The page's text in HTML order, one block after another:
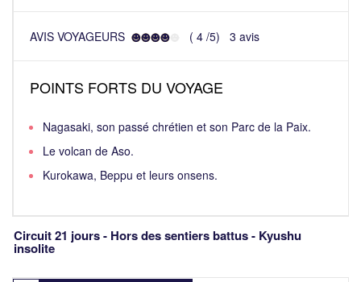
AVIS VOYAGEURS ( 4 /5) 3 avis
POINTS FORTS DU VOYAGE
Nagasaki, son passé chrétien et son Parc de la Paix.
Le volcan de Aso.
Kurokawa, Beppu et leurs onsens.
Circuit 21 jours - Hors des sentiers battus - Kyushu
insolite